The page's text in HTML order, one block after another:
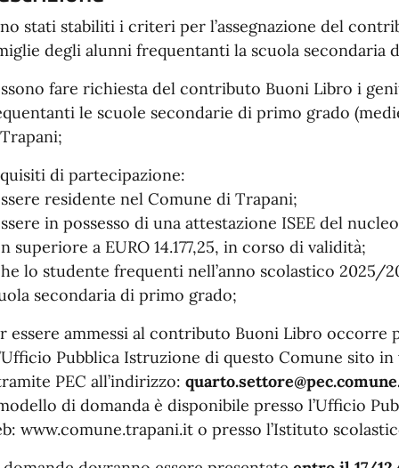
stati stabiliti i criteri per l’assegnazione del
degli alunni frequentanti la scuola secondaria
fare richiesta del contributo Buoni Libro i
le scuole secondarie di primo grado
di partecipazione:
residente nel Comune di Trapani;
in possesso di una attestazione ISEE del
superiore a EURO 14.177,25, in corso di validità;
lo studente frequenti nell’anno scolastico 2025/
secondaria di primo grado;
essere ammessi al contributo Buoni Libro occorre
Pubblica Istruzione di questo Comune sito in
PEC all’indirizzo:
di domanda è disponibile presso l’Ufficio
www.comune.trapani.it o presso l’Istituto